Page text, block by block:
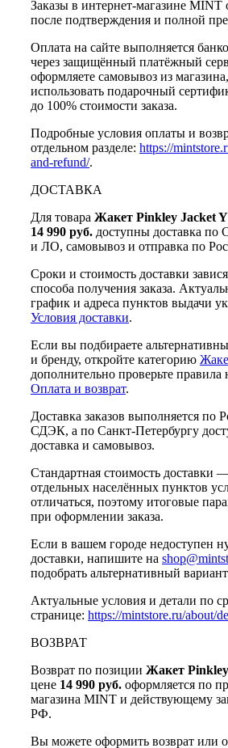
Заказы в интернет-магазине MINT
после подтверждения и полной
Оплата на сайте выполняется
через защищённый платёжный
оформляете самовывоз из
использовать подарочный
до 100% стоимости заказа.
Подробные условия оплаты и
отдельном разделе: https://
and-refund/.
ДОСТАВКА
Для товара Жакет Pinkley Jacket
14 990 руб. доступны доставка по
и ЛО, самовывоз и отправка по
Сроки и стоимость доставки
способа получения заказа.
график и адреса пунктов выдачи
Условия доставки.
Если вы подбираете
и бренду, откройте категорию
дополнительно проверьте правила
Оплата и возврат.
Доставка заказов выполняется по
СДЭК, а по Санкт-Петербургу
доставка и самовывоз.
Стандартная стоимость доставки
отдельных населённых пунктов
отличаться, поэтому итоговые
при оформлении заказа.
Если в вашем городе недоступен
доставки, напишите на
подобрать альтернативный
Актуальные условия и детали по
странице: https://mintstore.ru/about/
ВОЗВРАТ
Возврат по позиции Жакет
цене 14 990 руб. оформляется по
магазина MINT и действующему
РФ.
Вы можете оформить возврат или